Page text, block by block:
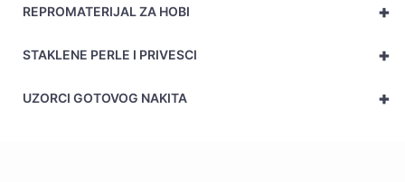
+
REPROMATERIJAL ZA HOBI
+
STAKLENE PERLE I PRIVESCI
+
UZORCI GOTOVOG NAKITA